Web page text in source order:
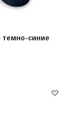
темно-синие